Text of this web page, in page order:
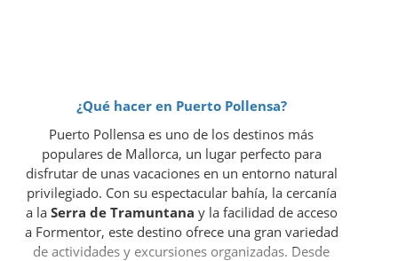
¿Qué hacer en Puerto Pollensa?
Puerto Pollensa es uno de los destinos más
populares de Mallorca, un lugar perfecto para
disfrutar de unas vacaciones en un entorno natural
privilegiado. Con su espectacular bahía, la cercanía
a la Serra de Tramuntana y la facilidad de acceso
a Formentor, este destino ofrece una gran variedad
de actividades y excursiones organizadas. Desde